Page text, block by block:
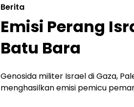
Berita
Emisi Perang
Batu Bara
Genosida militer Israel di Gaza,
menghasilkan emisi pemicu